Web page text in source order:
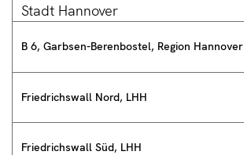
Stadt Hannover
B 6, Garbsen-Berenbostel, Region Hannover
Friedrichswall Nord, LHH
Friedrichswall Süd, LHH